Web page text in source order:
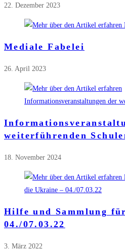
22. Dezember 2023
Mediale Fabelei
26. April 2023
weiterführenden
18. November 2024
Hilfe und Sammlung
04./07.03.22
3. März 2022